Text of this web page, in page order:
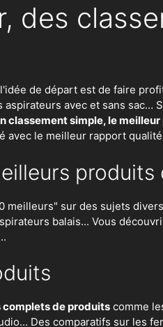
des
de départ est de faire
aspirateurs avec et sans
classement simple, le
avec le meilleur rapport
meilleurs" sur des sujets
balais... Vous
de produits comme
Des comparatifs sur les